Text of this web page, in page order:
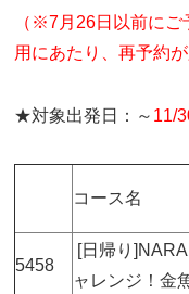
（※7月26日以前に
用にあたり、再予約が
★対象出発日：～ 11/
コース名
5458
[日帰り
ャレンジ！金